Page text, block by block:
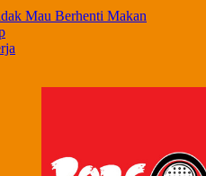
Mau Berhenti Makan